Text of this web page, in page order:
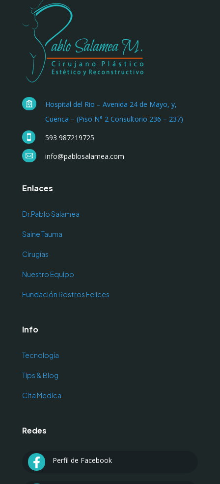

Hospital del Rio – Avenida 24 de Mayo, y,
Cuenca – (Piso N° 2 Consultorio 236 – 237)
 593 987219725
 info@pablosalamea.com
Enlaces
Dr.Pablo Salamea
Saine Tauma
Cirugías
Nuestro Equipo
Fundación Rostros Felices
Info
Tecnología
Tips & Blog
Cita Medica
Redes
 Perfil de Facebook